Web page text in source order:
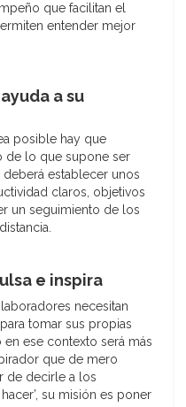
que facilitan el
entender mejor
a su
posible hay que
de lo que supone ser
establecer unos
claros, objetivos
un seguimiento de los
e inspira
necesitan
tomar sus propias
ese contexto será más
que de mero
de decirle a los
su misión es poner